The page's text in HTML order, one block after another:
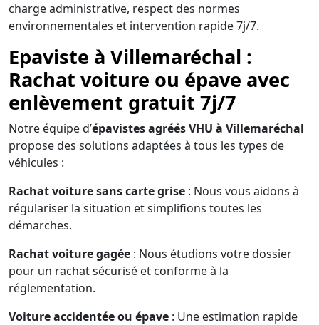
charge administrative, respect des normes
environnementales et intervention rapide 7j/7.
Epaviste à Villemaréchal :
Rachat voiture ou épave avec
enlèvement gratuit 7j/7
Notre équipe d’épavistes agréés VHU à Villemaréchal
propose des solutions adaptées à tous les types de
véhicules :
Rachat voiture sans carte grise : Nous vous aidons à
régulariser la situation et simplifions toutes les
démarches.
Rachat voiture gagée : Nous étudions votre dossier
pour un rachat sécurisé et conforme à la
réglementation.
Voiture accidentée ou épave : Une estimation rapide